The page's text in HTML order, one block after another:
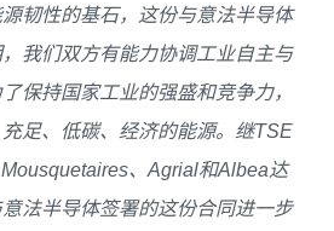
韧性的基石，这份与意法半导体
我们双方有能力协调工业自主与
保持国家工业的强盛和竞争力，
足、低碳、经济的能源。继TSE
、 Agrial和Albea达
法半导体签署的这份合同进一步